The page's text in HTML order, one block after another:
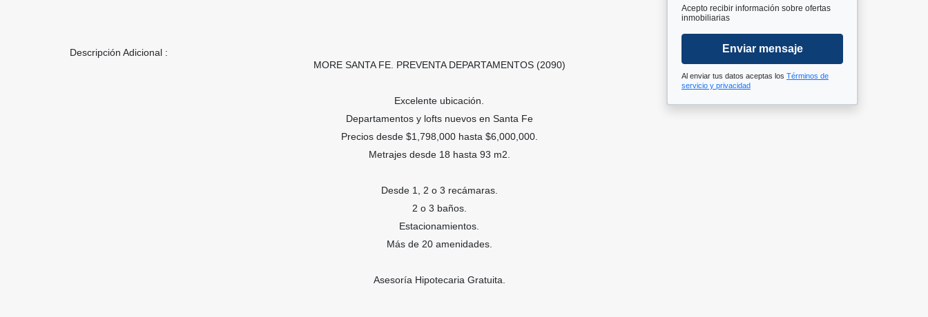
Descripción Adicional :
MORE SANTA FE. PREVENTA DEPARTAMENTOS (2090)
Excelente ubicación.
Departamentos y lofts nuevos en Santa Fe
Precios desde $1,798,000 hasta $6,000,000.
Metrajes desde 18 hasta 93 m2.
Desde 1, 2 o 3 recámaras.
2 o 3 baños.
Estacionamientos.
Más de 20 amenidades.
Asesoría Hipotecaria Gratuita.
Acepto recibir información sobre ofertas
inmobiliarias
Enviar mensaje
Al enviar tus datos aceptas los Términos de
servicio y privacidad